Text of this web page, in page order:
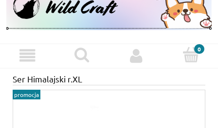
Ser Himalajski r.XL
promocja